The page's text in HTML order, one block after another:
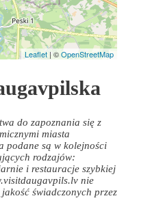
Leaflet | ©OpenStreetMap
do zapoznania się z
miasta
podane są w kolejności
rodzajów:
i restauracje szybkiej
nie
świadczonych przez